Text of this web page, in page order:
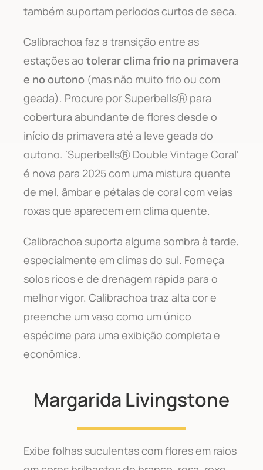
também suportam períodos curtos de seca.
Calibrachoa faz a transição entre as
estações ao tolerar clima frio na primavera
e no outono (mas não muito frio ou com
geada). Procure por SuperbellsⓇ para
cobertura abundante de flores desde o
início da primavera até a leve geada do
outono. ‘SuperbellsⓇ Double Vintage Coral’
é nova para 2025 com uma mistura quente
de mel, âmbar e pétalas de coral com veias
roxas que aparecem em clima quente.
Calibrachoa suporta alguma sombra à tarde,
especialmente em climas do sul. Forneça
solos ricos e de drenagem rápida para o
melhor vigor. Calibrachoa traz alta cor e
preenche um vaso como um único
espécime para uma exibição completa e
econômica.
Margarida Livingstone
Exibe folhas suculentas com flores em raios